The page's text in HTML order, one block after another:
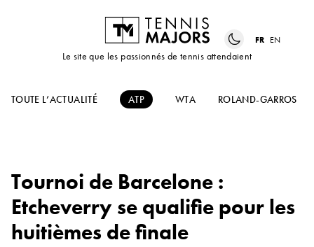
Le site que les passionnés de tennis attendaient
FR EN
TOUTE L’ACTUALITÉ ATP WTA ROLAND-GARROS
Tournoi de Barcelone :
Etcheverry se qualifie pour les
huitièmes de finale